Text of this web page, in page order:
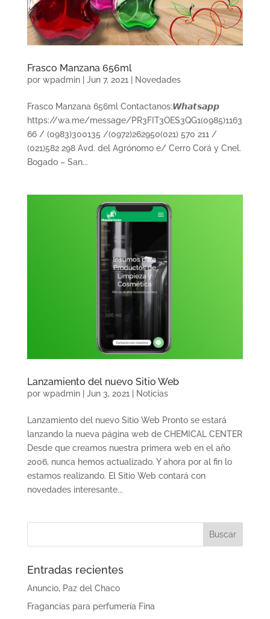
Frasco Manzana 656ml
por wpadmin| Jun 7, 2021 | Novedades
Frasco Manzana 656ml Contactanos:𝙒𝙝𝙖𝙩𝙨𝙖𝙥𝙥
https://wa.me/message/PR3FIT3OES3QG1(0985)1163
66 / (0983)300135 /(0972)262950(021) 570 211 /
(021)582 298 Avd. del Agrónomo e/ Cerro Corá y Cnel.
Bogado – San...
Lanzamiento del nuevo Sitio Web
por wpadmin| Jun 3, 2021 Noticias
Lanzamiento del nuevo Sitio Web Pronto se estará
lanzando la nueva página web de CHEMICAL CENTER
Desde que creamos nuestra primera web en el año
2006, nunca hemos actualizado. Y ahora por al fin lo
estamos realizando. El Sitio Web contará con
novedades interesante...
Entradas recientes
Anuncio, Paz del Chaco
Fragancias para perfumería Fina